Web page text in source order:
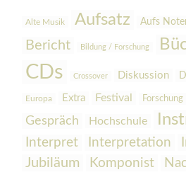
Alte Musik Aufsatz Aufs
Bericht Bildung / Forschung
CDs Crossover Diskussion
Europa Extra Festival Forschung
Gespräch Hochschule
Interpret Interpretation
Jubiläum
Komponist